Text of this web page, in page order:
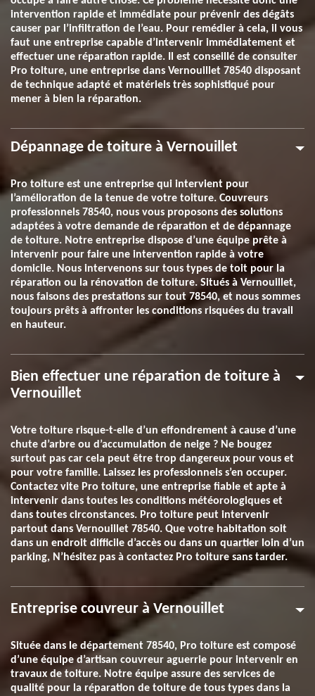
intervention rapide et immédiate pour prévenir des dégâts
causer par l’infiltration de l’eau. Pour remédier à cela, il vous
faut une entreprise capable d’intervenir immédiatement et
effectuer une réparation rapide. Il est conseillé de consulter
Pro toiture, une entreprise dans Vernouillet 78540 disposant
de technique adapté et matériels très sophistiqué pour
mener à bien la réparation.
Dépannage de toiture à Vernouillet
Pro toiture est une entreprise qui intervient pour
l’amélioration de la tenue de votre toiture. Couvreurs
professionnels 78540, nous vous proposons des solutions
adaptées à votre demande de réparation et de dépannage
de toiture. Notre entreprise dispose d’une équipe prête à
intervenir pour faire une intervention rapide à votre
domicile. Nous intervenons sur tous types de toit pour la
réparation ou la rénovation de toiture. Situés à Vernouillet,
nous faisons des prestations sur tout 78540, et nous sommes
toujours prêts à affronter les conditions risquées du travail
en hauteur.
Bien effectuer une réparation de toiture à
Vernouillet
Votre toiture risque-t-elle d’un effondrement à cause d’une
chute d’arbre ou d’accumulation de neige ? Ne bougez
surtout pas car cela peut être trop dangereux pour vous et
pour votre famille. Laissez les professionnels s’en occuper.
Contactez vite Pro toiture, une entreprise fiable et apte à
intervenir dans toutes les conditions météorologiques et
dans toutes circonstances. Pro toiture peut intervenir
partout dans Vernouillet 78540. Que votre habitation soit
dans un endroit difficile d’accès ou dans un quartier loin d’un
parking, N’hésitez pas à contactez Pro toiture sans tarder.
Entreprise couvreur à Vernouillet
Située dans le département 78540, Pro toiture est composé
d’une équipe d’artisan couvreur aguerrie pour intervenir en
travaux de toiture. Notre équipe assure des services de
qualité pour la réparation de toiture de tous types dans la